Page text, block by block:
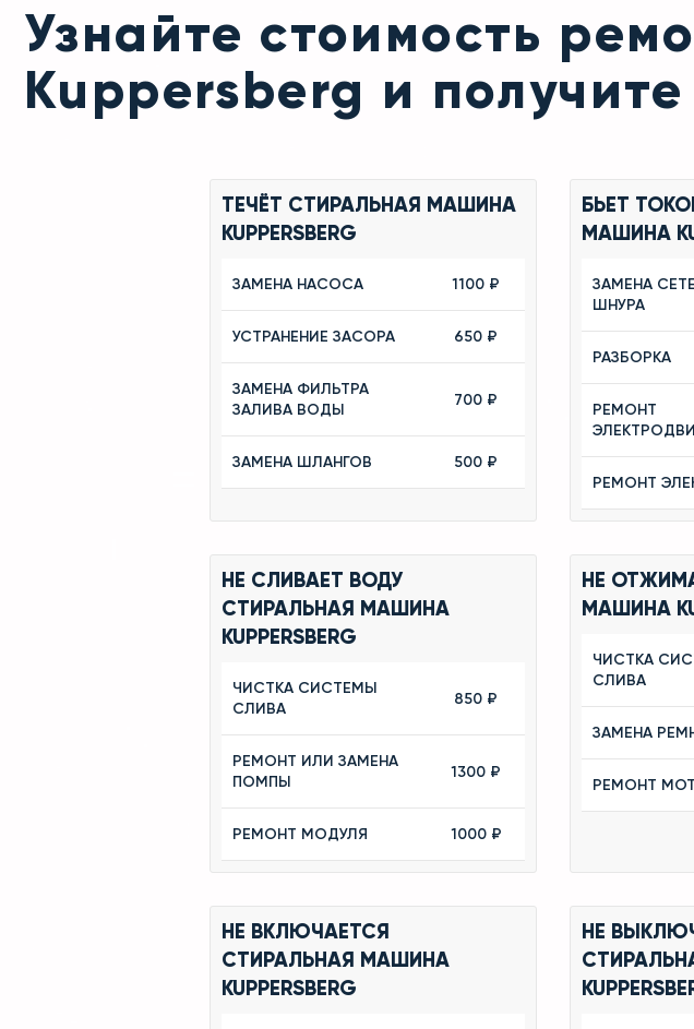
Узнайте стоимость
Kuppersberg и
ТЕЧЁТ СТИРАЛЬНАЯ МАШИНА
KUPPERSBERG
ЗАМЕНА НАСОСА 1100 ₽
УСТРАНЕНИЕ ЗАСОРА 650 ₽
ЗАМЕНА ФИЛЬТРА
ЗАЛИВА ВОДЫ
700 ₽
ЗАМЕНА ШЛАНГОВ 500 ₽
БЬЕТ
МАШИНА
ЗАМЕНА
ШНУРА
РАЗБОРКА
РЕМОНТ
РЕМОНТ
НЕ СЛИВАЕТ ВОДУ
СТИРАЛЬНАЯ МАШИНА
KUPPERSBERG
ЧИСТКА СИСТЕМЫ
СЛИВА
850 ₽
РЕМОНТ ИЛИ ЗАМЕНА
ПОМПЫ
1300 ₽
РЕМОНТ МОДУЛЯ 1000 ₽
НЕ
МАШИНА
ЧИСТКА
СЛИВА
ЗАМЕНА
РЕМОНТ
НЕ ВКЛЮЧАЕТСЯ
СТИРАЛЬНАЯ МАШИНА
KUPPERSBERG
НЕ